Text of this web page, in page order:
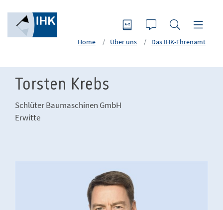
Home Über uns Das IHK-Ehrenamt
Torsten Krebs
Schlüter Baumaschinen GmbH
Erwitte